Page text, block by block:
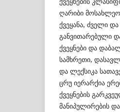
ღარიბი
ქვეყანა, ძველი
განვითარებული
ქვეყნები და
სამხრეთი,
და ლექსიკა
ცრუ იერარქია
ქვეყნების
მანიპულირების